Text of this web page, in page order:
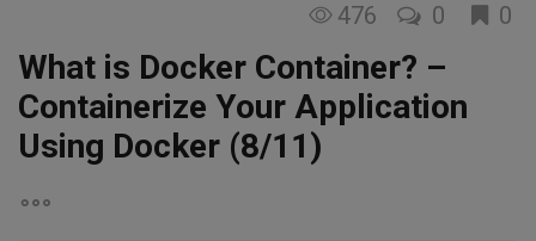
476 0 0
What is Docker Container? –
Containerize Your Application
Using Docker (8/11)